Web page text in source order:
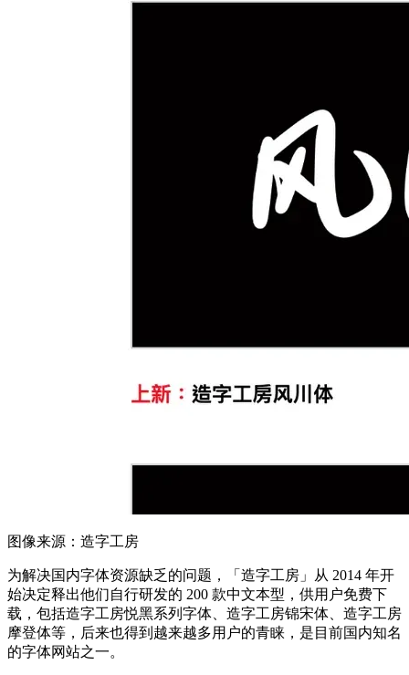
图像来源：造字工房
为解决国内字体资源缺乏的问题，「造字工房」从 2014 年开
始决定释出他们自行研发的 200 款中文本型，供用户免费下
载，包括造字工房悦黑系列字体、造字工房锦宋体、造字工房
摩登体等，后来也得到越来越多用户的青睐，是目前国内知名
的字体网站之一。